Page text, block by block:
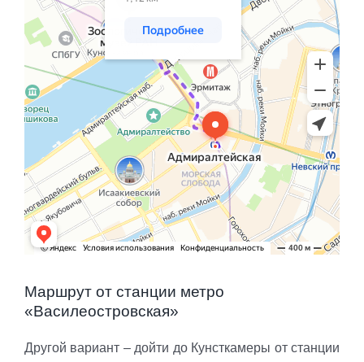
Маршрут от станции метро
«Василеостровская»
Другой вариант – дойти до Кунсткамеры от станции